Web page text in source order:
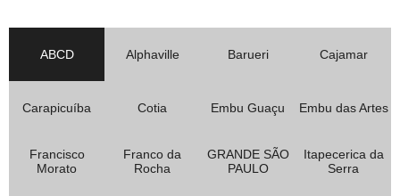
ABCD Alphaville Barueri Cajamar
Carapicuíba Cotia Embu Guaçu Embu das Artes
Francisco
Morato
Franco da
Rocha
GRANDE SÃO
PAULO
Itapecerica da
Serra